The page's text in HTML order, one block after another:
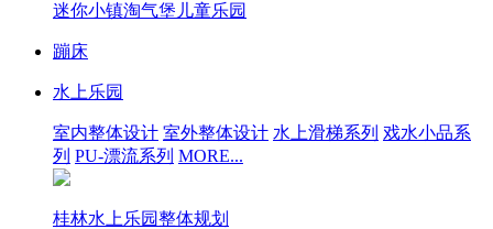
迷你小镇淘气堡儿童乐园
蹦床
水上乐园
室内整体设计 室外整体设计 水上滑梯系列 戏水小品系
列 PU-漂流系列 MORE...
桂林水上乐园整体规划